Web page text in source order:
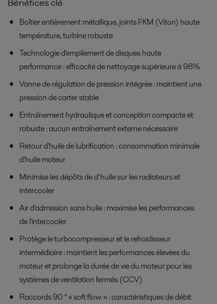
Boîtier entièrement métallique, joints FKM (Viton) haute
température, turbine robuste
Technologie d'empilement de disques haute
performance : efficacité de nettoyage supérieure à 98%
Vanne de régulation de pression intégrée : maintient une
pression de carter stable
Entraînement hydraulique et conception compacte et
robuste : aucun entraînement externe nécessaire
Retour d'huile de lubrification : consommation minimale
d'huile moteur
Minimise les dépôts de d’huile sur les radiateurs et
intercooler
Air d'admission sans huile : maximise les performances
de l'intercooler
Protège le turbocompresseur et le refroidisseur
intermédiaire : maintient les performances élevées du
moteur et prolonge la durée de vie du moteur pour les
systèmes de ventilation fermés (CCV)
Raccords 90 ° « soft flow » : caractéristiques de débit